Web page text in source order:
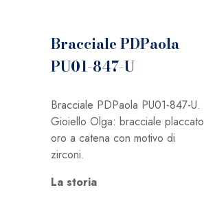
Bracciale PDPaola
PU01-847-U
Bracciale PDPaola PU01-847-U.
Gioiello Olga: bracciale placcato
oro a catena con motivo di
zirconi.
La storia